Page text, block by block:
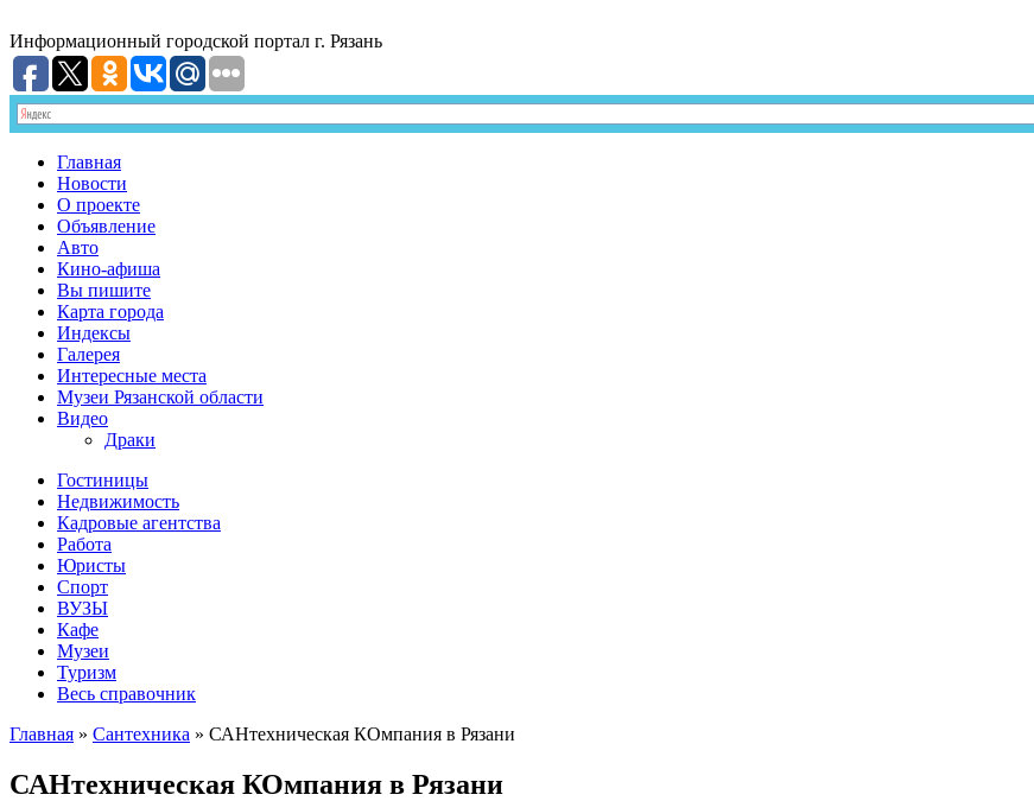
Информационный городской портал г. Рязань
Главная
Новости
О проекте
Объявление
Авто
Кино-афиша
Вы пишите
Карта города
Индексы
Галерея
Интересные места
Музеи Рязанской области
Видео
Драки
Гостиницы
Недвижимость
Кадровые агентства
Работа
Юристы
Спорт
ВУЗЫ
Кафе
Музеи
Туризм
Весь справочник
Главная » Сантехника » САНтехническая КОмпания в Рязани
САНтехническая КОмпания в Рязани